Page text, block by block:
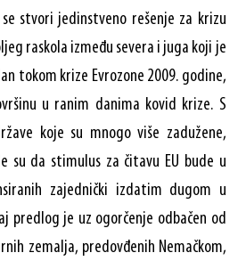
stvori jedinstveno rešenje za krizu
raskola između severa i juga koji je
tokom krize Evrozone 2009. godine,
u ranim danima kovid krize. S
koje su mnogo više zadužene,
su da stimulus za čitavu EU bude u
zajednički izdatim dugom u
predlog je uz ogorčenje odbačen od
zemalja, predovđenih Nemačkom,